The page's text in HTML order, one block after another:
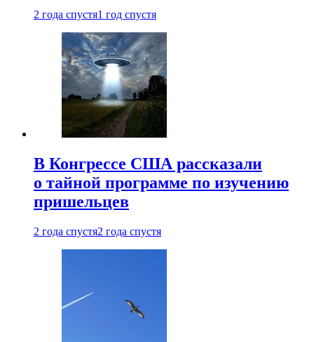
2 года спустя1 год спустя
В Конгрессе США рассказали
о тайной программе по изучению
пришельцев
2 года спустя2 года спустя